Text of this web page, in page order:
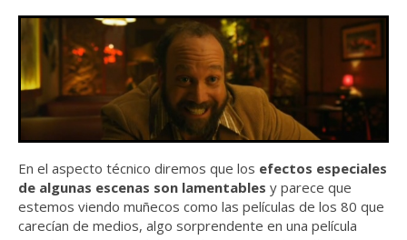
En el aspecto técnico diremos que los efectos especiales
de algunas escenas son lamentables y parece que
estemos viendo muñecos como las películas de los 80 que
carecían de medios, algo sorprendente en una película